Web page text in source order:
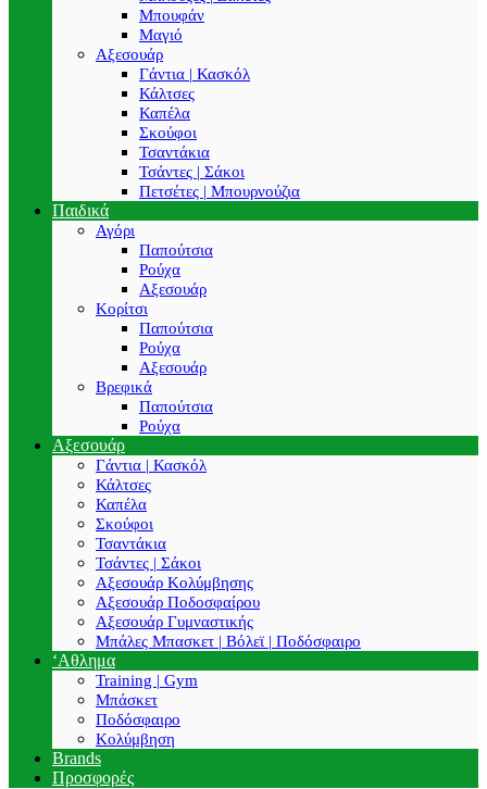
Μπουφάν
Μαγιό
Αξεσουάρ
Γάντια | Κασκόλ
Κάλτσες
Καπέλα
Σκούφοι
Τσαντάκια
Τσάντες | Σάκοι
Πετσέτες | Μπουρνούζια
Παιδικά
Αγόρι
Παπούτσια
Ρούχα
Αξεσουάρ
Κορίτσι
Παπούτσια
Ρούχα
Αξεσουάρ
Βρεφικά
Παπούτσια
Ρούχα
Αξεσουάρ
Γάντια | Κασκόλ
Κάλτσες
Καπέλα
Σκούφοι
Τσαντάκια
Τσάντες | Σάκοι
Αξεσουάρ Κολύμβησης
Αξεσουάρ Ποδοσφαίρου
Αξεσουάρ Γυμναστικής
Μπάλες Μπασκετ | Βόλεϊ | Ποδόσφαιρο
‘Αθλημα
Training | Gym
Μπάσκετ
Ποδόσφαιρο
Κολύμβηση
Brands
Προσφορές